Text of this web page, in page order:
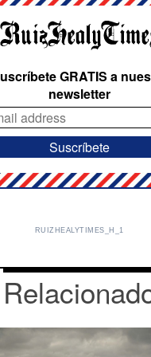
GRATIS a
newsletter
RUIZHEALYTIMES_H_1